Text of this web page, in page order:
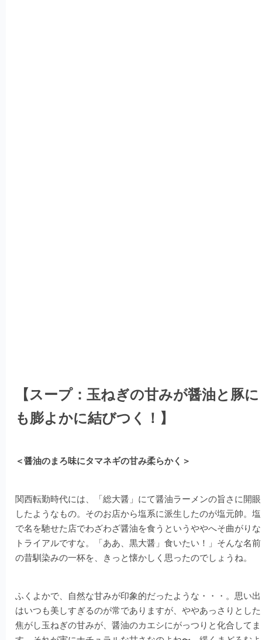
【スープ：玉ねぎの甘みが醤油と豚に
も膨よかに結びつく！】
＜醤油のまろ味にタマネギの甘み柔らかく＞
関西転勤時代には、「総大醤」にて醤油ラーメンの旨さに開眼
したようなもの。そのお店から塩系に派生したのが塩元帥。塩
で名を馳せた店でわざわざ醤油を食うというややへそ曲がりな
トライアルですな。「ああ、黒大醤」食いたい！」そんな名前
の昔馴染みの一杯を、きっと懐かしく思ったのでしょうね。
ふくよかで、自然な甘みが印象的だったような・・・。思い出
はいつも美しすぎるのが常でありますが、ややあっさりとした
焦がし玉ねぎの甘みが、醤油のカエシにがっつりと化合してま